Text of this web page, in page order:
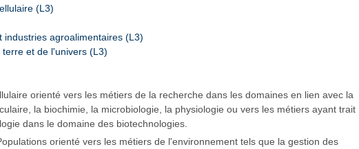
(L3)
industries agroalimentaires (L3)
et de l'univers (L3)
orienté vers les métiers de la recherche dans les domaines en lien avec la
la biochimie, la microbiologie, la physiologie ou vers les métiers ayant trait
dans le domaine des biotechnologies.
orienté vers les métiers de l'environnement tels que la gestion des